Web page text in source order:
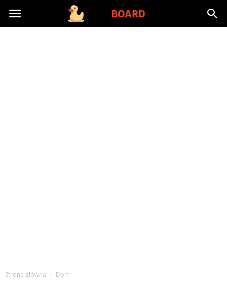
Toysboard.pl
Strona główna Dom